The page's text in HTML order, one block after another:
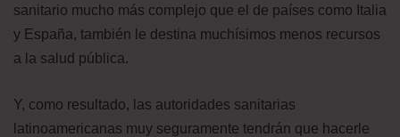
sanitario mucho más complejo que el de países como Italia
y España, también le destina muchísimos menos recursos
a la salud pública.
Y, como resultado, las autoridades sanitarias
latinoamericanas muy seguramente tendrán que hacerle